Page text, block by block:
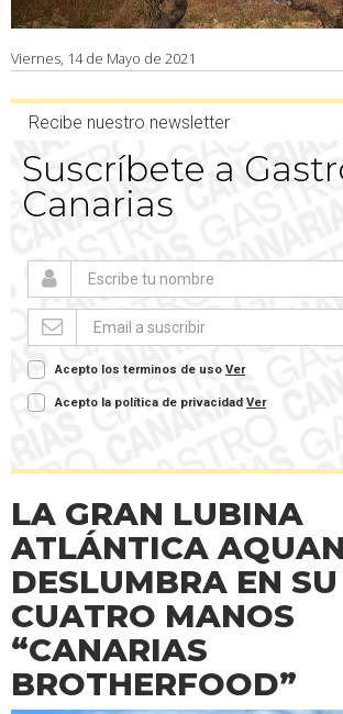
Viernes, 14 de Mayo de 2021
Recibe nuestro newsletter
Suscríbete a
Canarias
Acepto los terminos de uso Ver
Acepto la política de privacidad Ver
LA GRAN LUBINA
ATLÁNTICA
DESLUMBRA EN
CUATRO MANOS
“CANARIAS
BROTHERFOOD”